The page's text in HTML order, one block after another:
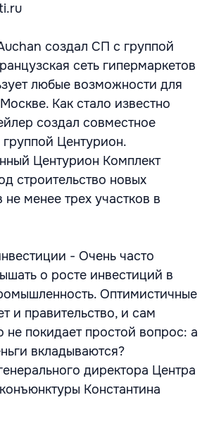
создал СП с группой
сеть гипермаркетов
любые возможности для
Как стало известно
создал совместное
Центурион.
Центурион Комплект
строительство новых
не менее трех участков в
- Очень часто
о росте инвестиций в
Оптимистичные
и правительство, и сам
не покидает простой вопрос: а
вкладываются?
директора Центра
Константина